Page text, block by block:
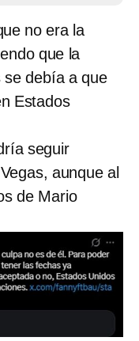
no era la
que la
se debía a que
Estados
seguir
aunque al
de Mario